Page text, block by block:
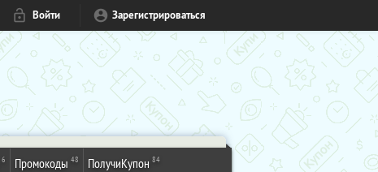
Войти Зарегистрироваться
6 Промокоды 48 ПолучиКупон 84